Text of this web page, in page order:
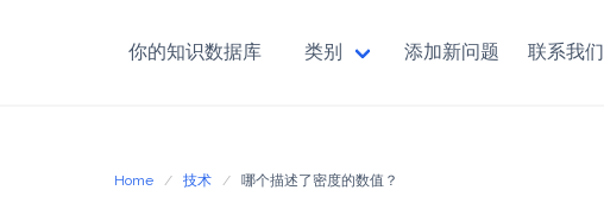
你的知识数据库 类别 添加新问题 联系我们
Home 技术 哪个描述了密度的数值？